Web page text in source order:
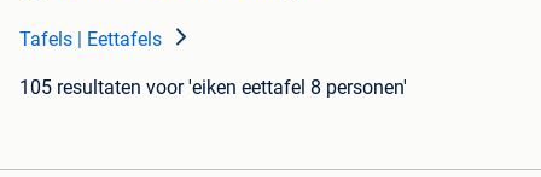
Tafels | Eettafels
105 resultaten voor 'eiken eettafel 8 personen'